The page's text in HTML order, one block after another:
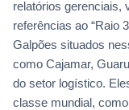
relatórios gerenciais,
referências ao “Raio
Galpões situados
como Cajamar,
do setor logístico.
classe mundial,